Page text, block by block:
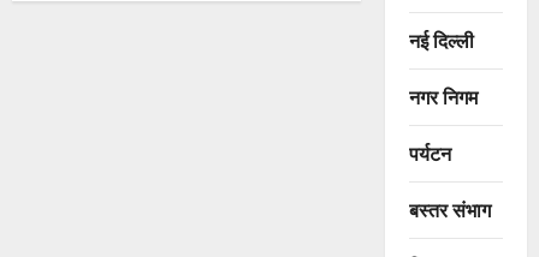
नई दिल्ली
नगर निगम
पर्यटन
बस्तर संभाग